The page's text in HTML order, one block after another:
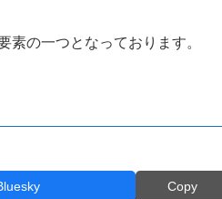
の一つとなっております。
Copy